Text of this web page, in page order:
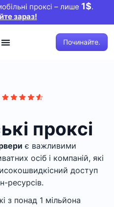
проксі – лише 1$.
зараз!
Починайте.
проксі
є важливими
осіб і компаній, які
доступ
ресурсів.
з понад 1 мільйона